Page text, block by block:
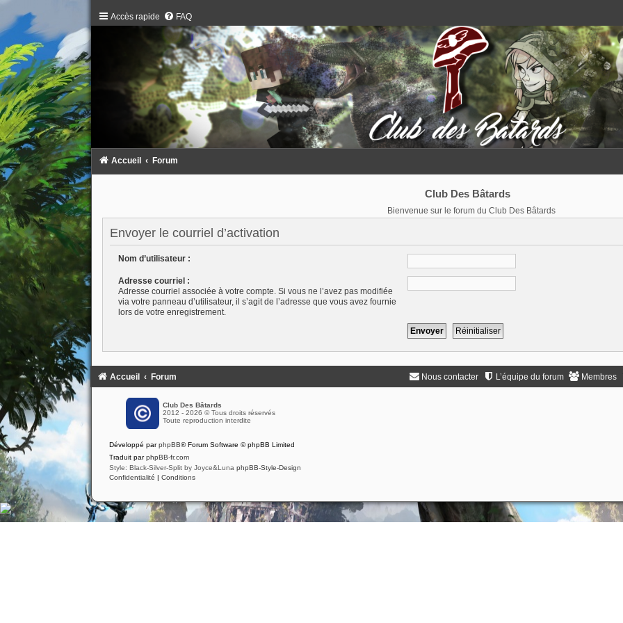
Accès rapide FAQ
Accueil Forum
Club Des Bâtards
Bienvenue sur le forum du Club Des Bâtards
Envoyer le courriel d’activation
Nom d’utilisateur :
Adresse courriel :
Adresse courriel associée à votre compte. Si vous ne l’avez pas modifiée
via votre panneau d’utilisateur, il s’agit de l’adresse que vous avez fournie
lors de votre enregistrement.
Accueil Forum Membres
L’équipe du forum
Nous contacter
Club Des Bâtards
2012 - 2026 © Tous droits réservés
Toute reproduction interdite
Développé parphpBB® Forum Software © phpBB Limited
Traduit parphpBB-fr.com
Style: Black-Silver-Split by Joyce&Luna phpBB-Style-Design
Confidentialité
Conditions